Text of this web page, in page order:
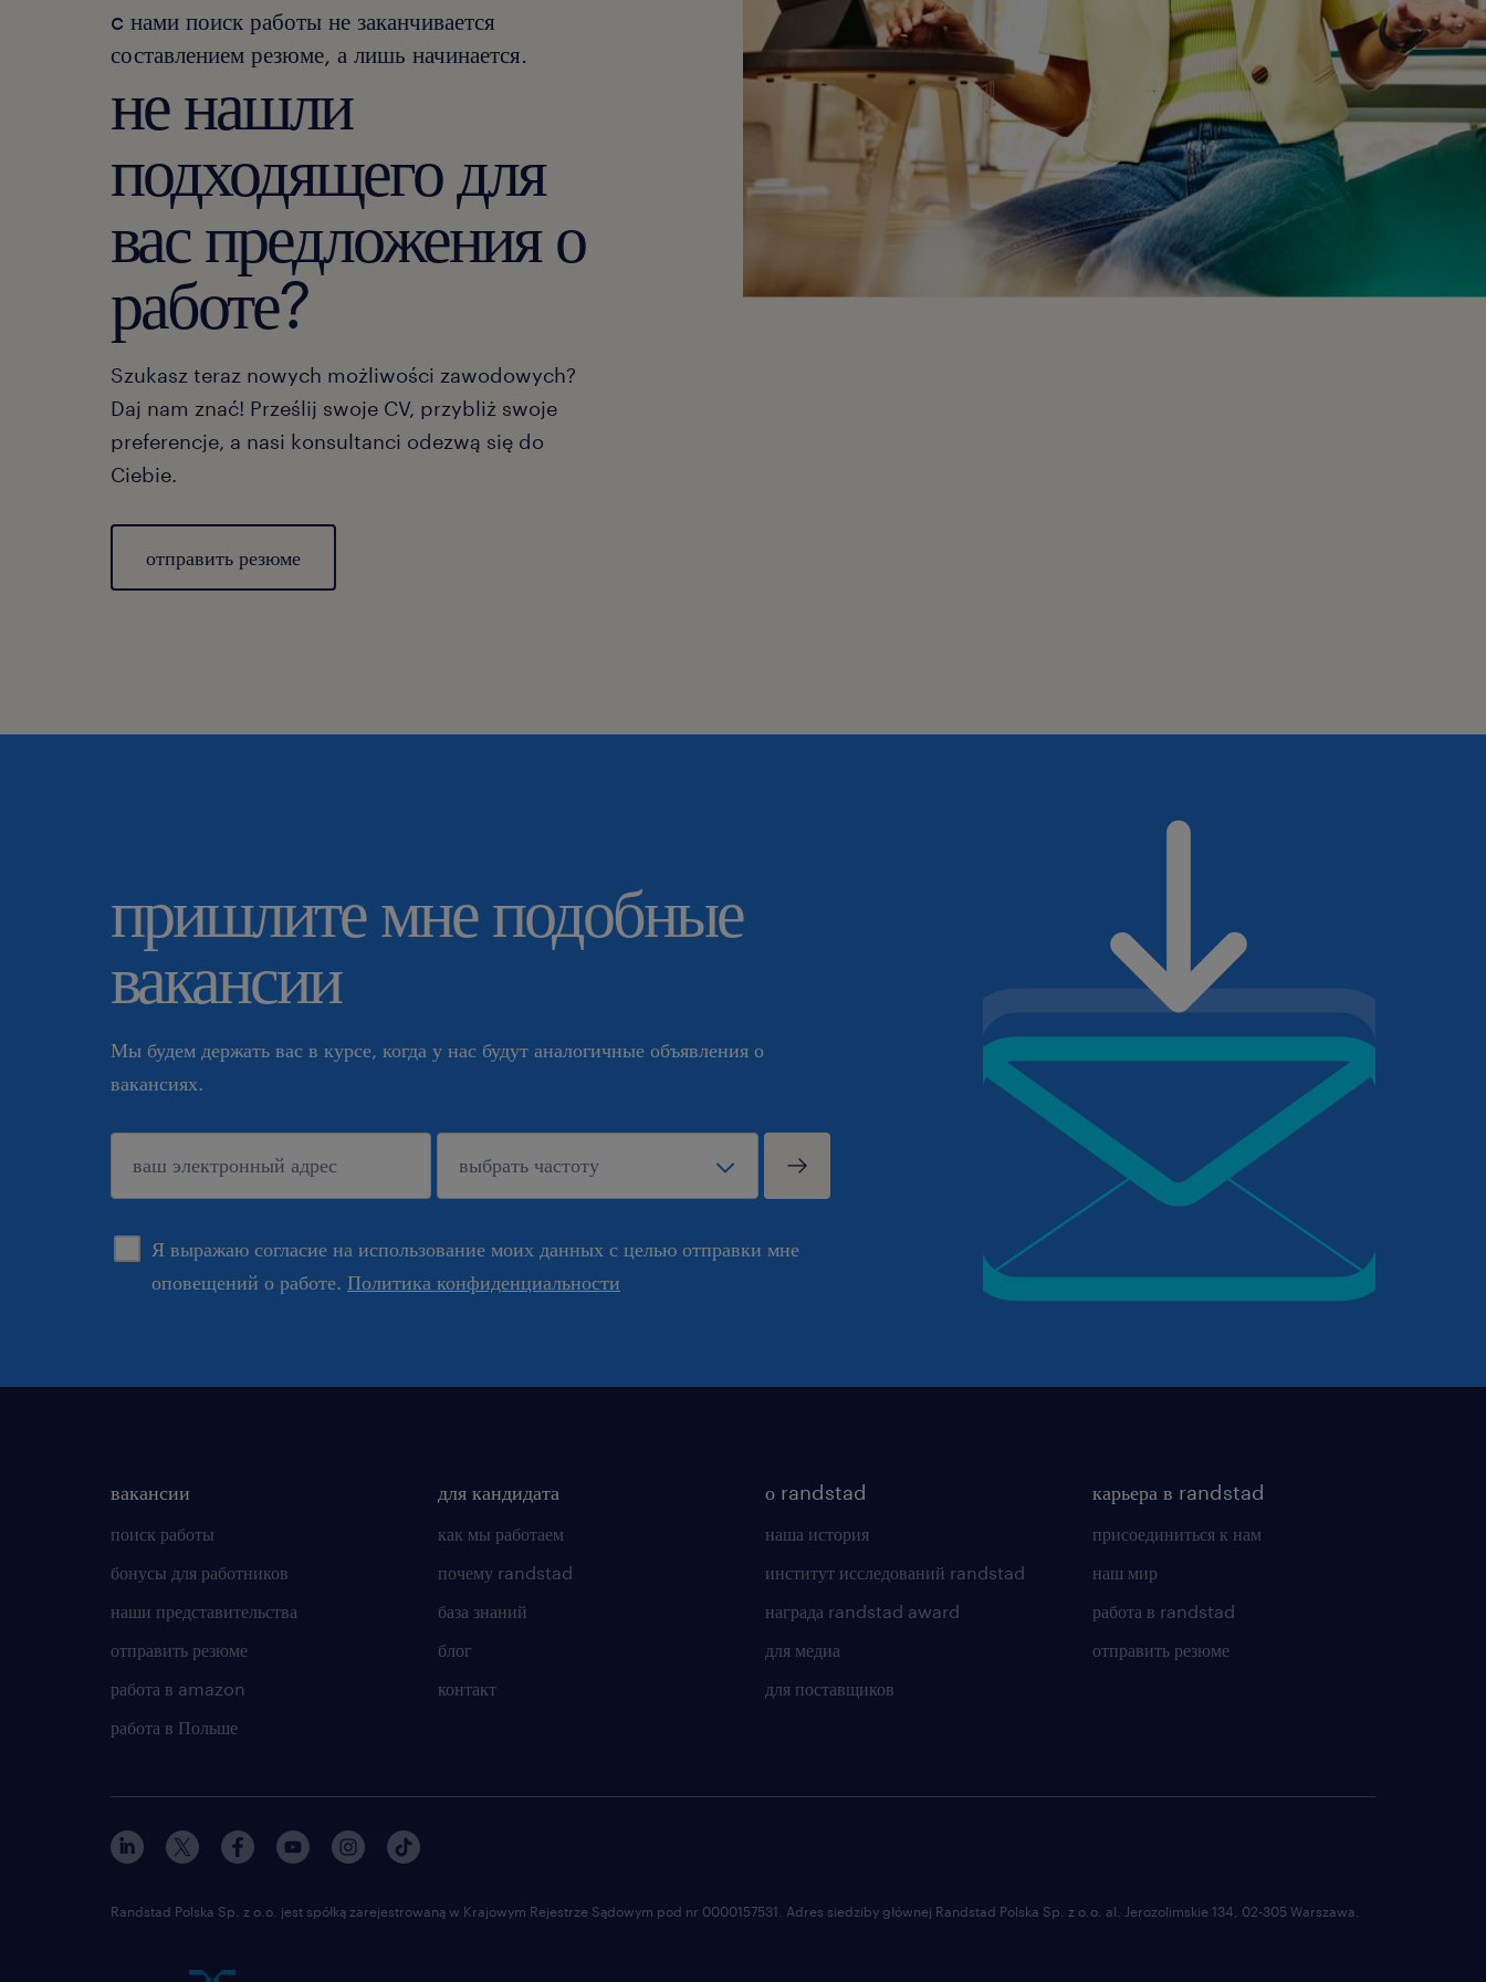
c нами поиск работы не заканчивается
составлением резюме, а лишь начинается.
не нашли
подходящего для
вас предложения о
работе?
Szukasz teraz nowych możliwości zawodowych?
Daj nam znać! Prześlij swoje CV, przybliż swoje
preferencje, a nasi konsultanci odezwą się do
Ciebie.
отправить резюме
пришлите мне подобные
вакансии
Мы будем держать вас в курсе, когда у нас будут аналогичные объявления о
вакансиях.
Я выражаю согласие на использование моих данных с целью отправки мне
оповещений о работе. Политика конфиденциальности
подтверждать
вакансии
поиск работы
бонусы для работников
наши представительства
отправить резюме
работа в amazon
работа в Польше
для кандидата
как мы работаем
почему randstad
база знаний
блог
контакт
о randstad
наша история
институт исследований randstad
награда randstad award
для медиа
для поставщиков
карьера в randstad
присоединиться к нам
наш мир
работа в randstad
отправить резюме
Randstad Polska Sp. z o.o. jest spółką zarejestrowaną w Krajowym Rejestrze Sądowym pod nr 0000157531. Adres siedziby głównej Randstad Polska Sp. z o.o. al. Jerozolimskie 134, 02-305 Warszawa.